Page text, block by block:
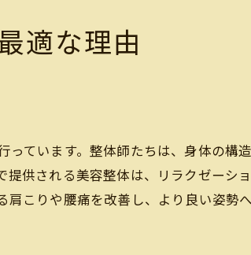
に基づいた安全な施術
改善！金沢美容整体の魅力
原因を探るカウンセリング
に対する長期的な効果
適な理由
ています。整体師たちは、身体の構
供される美容整体は、リラクゼーシ
こりや腰痛を改善し、より良い姿勢